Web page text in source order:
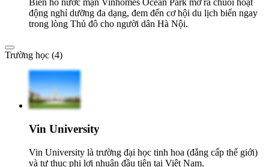
Biển hồ nước mặn Vinhomes Ocean Park mở ra chuỗi hoạt
động nghỉ dưỡng đa dạng, đem đến cơ hội du lịch biển ngay
trong lòng Thủ đô cho người dân Hà Nội.
Trường học (4)
Vin University
Vin University là trường đại học tinh hoa (đẳng cấp thế giới)
và tư thục phi lợi nhuận đầu tiên tại Việt Nam.